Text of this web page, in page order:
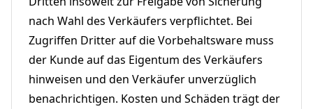
nach Wahl des Verkäufers verpflichtet. Bei
Zugriffen Dritter auf die Vorbehaltsware muss
der Kunde auf das Eigentum des Verkäufers
hinweisen und den Verkäufer unverzüglich
benachrichtigen. Kosten und Schäden trägt der